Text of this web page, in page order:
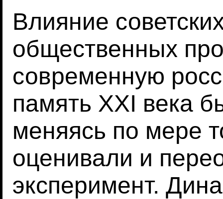
Влияние
общественных
современную
память XXI века
меняясь по мере
оценивали и
эксперимент.